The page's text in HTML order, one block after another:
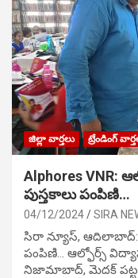
జిల్లా వార్తలు ట్రేండింగ్
Alphores VNR:
పుస్తకాలు పంపిణి…
04/12/2024 SIRA
సిరా న్యూస్, ఆదిలాబాద్:
పంపిణి… ఆల్ఫోర్స్
నిజామాబాద్, మెదక్